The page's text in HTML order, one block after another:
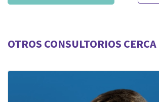
OTROS CONSULTORIOS CERCA